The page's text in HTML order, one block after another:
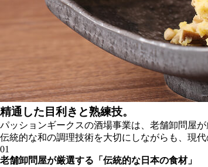
精通した目利きと熟練技。
パッションギークスの酒場事業は、老舗卸問屋
伝統的な和の調理技術を大切にしながらも、現
01
老舗卸問屋が厳選する「伝統的な日本の食材」